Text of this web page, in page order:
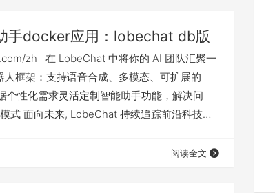
手docker应用：lobechat db版
zh 在 LobeChat 中将你的 AI 团队汇聚一
框架：支持语音合成、多模态、可扩展的
个性化需求灵活定制智能助手功能，解决问
式 面向未来, LobeChat 持续追踪前沿科技趋
署还是在飞牛nas的docker compose环境
阅读全文